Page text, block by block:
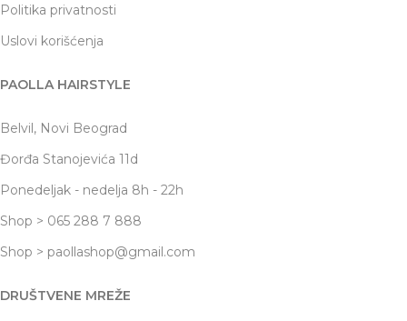
Politika privatnosti
Uslovi korišćenja
PAOLLA HAIRSTYLE
Belvil, Novi Beograd
Đorđa Stanojevića 11d
Ponedeljak - nedelja 8h - 22h
Shop > 065 288 7 888
Shop > paollashop@gmail.com
DRUŠTVENE MREŽE